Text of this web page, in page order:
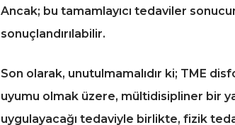
Ancak; bu tamamlayıcı tedaviler
sonuçlandırılabilir.
Son olarak, unutulmamalıdır ki; TME
uyumu olmak üzere, mültidisipliner bir
uygulayacağı tedaviyle birlikte, fizik